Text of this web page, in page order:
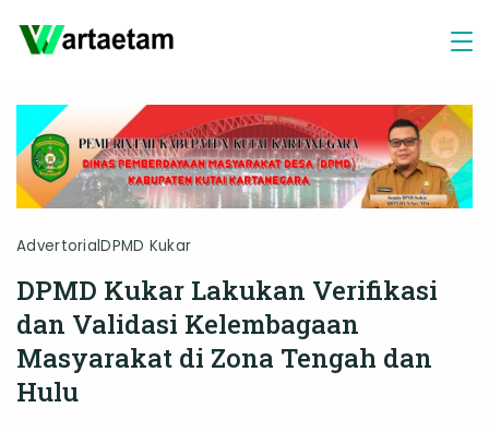
AdvertorialDPMD Kukar
DPMD Kukar Lakukan Verifikasi
dan Validasi Kelembagaan
Masyarakat di Zona Tengah dan
Hulu